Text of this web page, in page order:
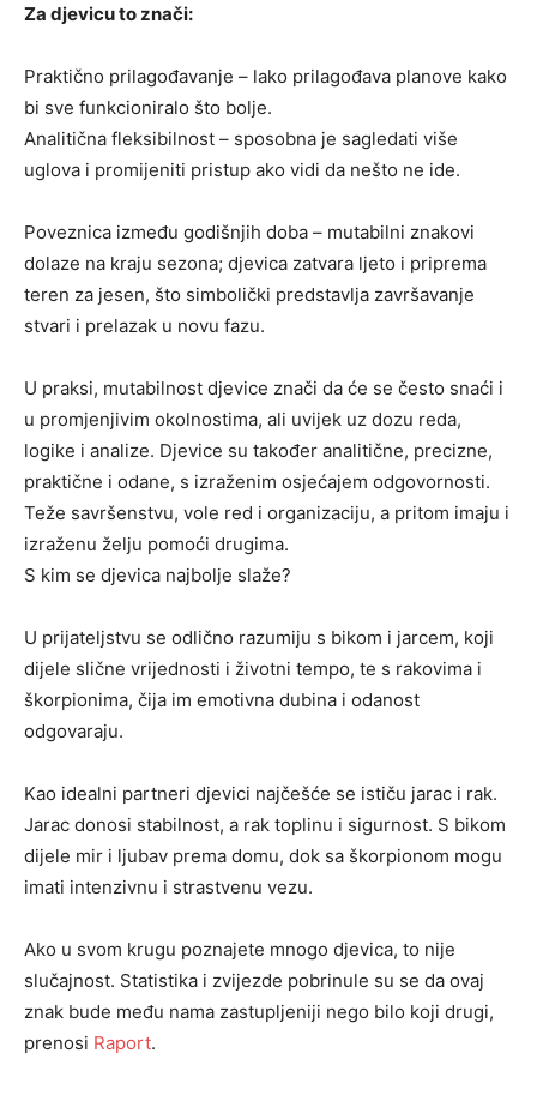
Za djevicu to znači:
Praktično prilagođavanje – lako prilagođava planove kako
bi sve funkcioniralo što bolje.
Analitična fleksibilnost – sposobna je sagledati više
uglova i promijeniti pristup ako vidi da nešto ne ide.
Poveznica između godišnjih doba – mutabilni znakovi
dolaze na kraju sezona; djevica zatvara ljeto i priprema
teren za jesen, što simbolički predstavlja završavanje
stvari i prelazak u novu fazu.
U praksi, mutabilnost djevice znači da će se često snaći i
u promjenjivim okolnostima, ali uvijek uz dozu reda,
logike i analize. Djevice su također analitične, precizne,
praktične i odane, s izraženim osjećajem odgovornosti.
Teže savršenstvu, vole red i organizaciju, a pritom imaju i
izraženu želju pomoći drugima.
S kim se djevica najbolje slaže?
U prijateljstvu se odlično razumiju s bikom i jarcem, koji
dijele slične vrijednosti i životni tempo, te s rakovima i
škorpionima, čija im emotivna dubina i odanost
odgovaraju.
Kao idealni partneri djevici najčešće se ističu jarac i rak.
Jarac donosi stabilnost, a rak toplinu i sigurnost. S bikom
dijele mir i ljubav prema domu, dok sa škorpionom mogu
imati intenzivnu i strastvenu vezu.
Ako u svom krugu poznajete mnogo djevica, to nije
slučajnost. Statistika i zvijezde pobrinule su se da ovaj
znak bude među nama zastupljeniji nego bilo koji drugi,
prenosi Raport.